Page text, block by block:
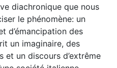
diachronique que nous
le phénomène: un
d’émancipation des
un imaginaire, des
et un discours d’extrême